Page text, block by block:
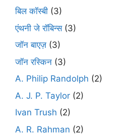
बिल कॉस्बी (3)
एंथनी जे रॉबिन्स(3)
जॉन बाएज़ (3)
जॉन रस्किन (3)
A. Philip Randolph (2)
A. J. P. Taylor (2)
Ivan Trush (2)
A. R. Rahman (2)